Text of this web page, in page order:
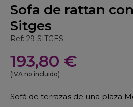
Sofa de rattan
Sitges
Ref: 29-SITGES
193,80 €
(IVA no incluido)
Sofá de terrazas de una plaza